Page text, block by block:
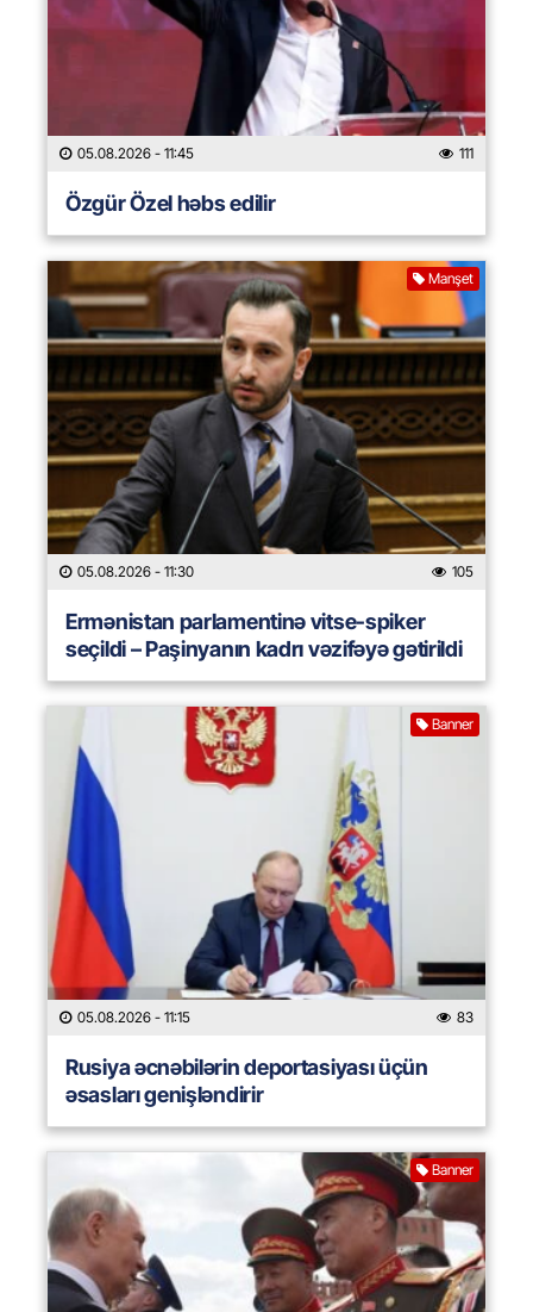
05.08.2026 - 11:45 111
Özgür Özel həbs edilir
Manşet
05.08.2026 - 11:30 105
Ermənistan parlamentinə vitse-spiker
seçildi – Paşinyanın kadrı vəzifəyə gətirildi
Banner
05.08.2026 - 11:15 83
Rusiya əcnəbilərin deportasiyası üçün
əsasları genişləndirir
Banner